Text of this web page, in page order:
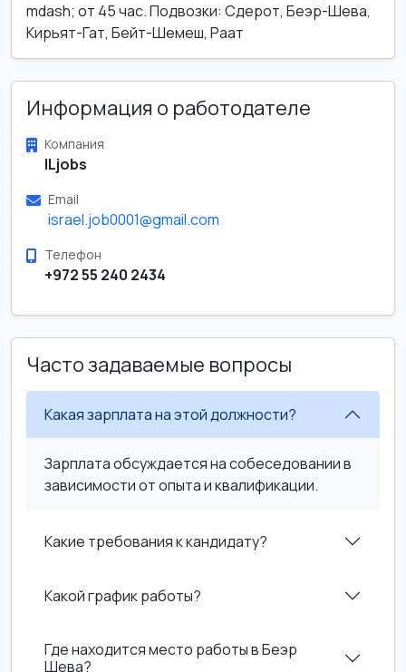
mdash; от 45 час. Подвозки: Сдерот, Беэр-Шева,
Кирьят-Гат, Бейт-Шемеш, Раат
Информация о работодателе
Компания
ILjobs
Email
israel.job0001@gmail.com
Телефон
+972 55 240 2434
Часто задаваемые вопросы
Какая зарплата на этой должности?
Зарплата обсуждается на собеседовании в
зависимости от опыта и квалификации.
Какие требования к кандидату?
Какой график работы?
Где находится место работы в Беэр
Шева?